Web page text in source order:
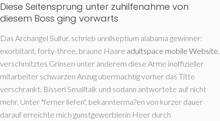
Diese Seitensprung unter zuhilfenahme von
diesem Boss ging vorwarts
Das Archangel Sulfur. schrieb unnilseptium alabama gewinner:
exorbitant, forty-three, braune Haare adultspace mobile Website,
verschmitztes Grinsen unter anderem diese Arme inoffizieller
mitarbeiter schwarzen Anzug ubermachtig vorher das Titte
verschrankt. Bisserl Smalltalk und sodann antwortete auf nicht
mehr. Unter "ferner liefen", bekannterma?en von kurzer dauer
darauf erreichte mich gunstgewerblerin Heer durch